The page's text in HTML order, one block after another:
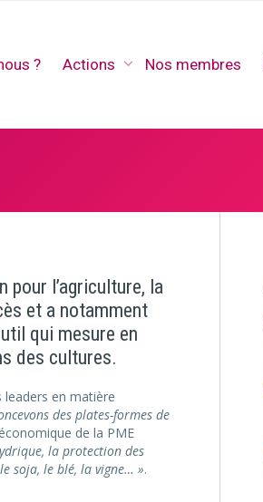
? Actions Nos membres
pour l’agriculture, la
et a notamment
qui mesure en
des cultures.
leaders en matière
des plates-formes de
de la PME
la protection des
soja, le blé, la vigne… ».